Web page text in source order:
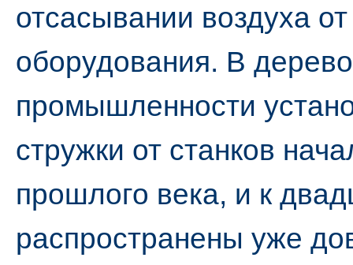
отсасывании воздуха от
оборудования. В
промышленности
стружки от станков
прошлого века, и к
распространены уже